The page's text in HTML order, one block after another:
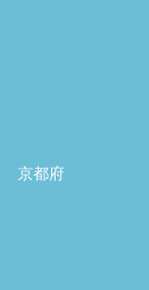
京都府